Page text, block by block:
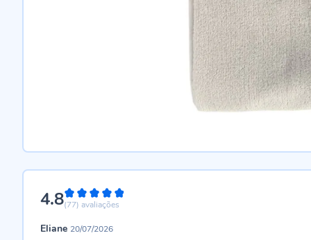
4.896%
(77) avaliações
Eliane 20/07/2026